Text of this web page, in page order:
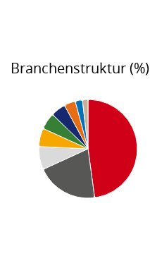
Branchenstruktur (%)
Pie chart with 9 slices.